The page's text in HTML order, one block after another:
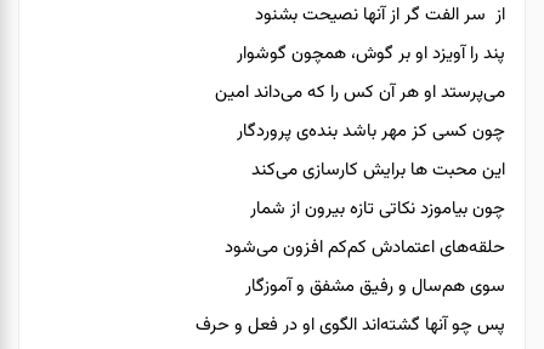
از سر الفت گر از آنها نصیحت بشنود
پند را آویزد او بر گوش، همچون گوشوار
می‌پرستد او هر آن کس را که می‌داند امین
چون کسی کز مهر باشد بنده‌ی پروردگار
این محبت ها برایش کارسازی می‌کند
چون بیاموزد نکاتی تازه بیرون از شمار
حلقه‌های اعتمادش کم‌کم افزون می‌شود
سوی هم‌سال و رفیق مشفق و آموزگار
پس چو آنها گشته‌اند الگوی او در فعل و حرف